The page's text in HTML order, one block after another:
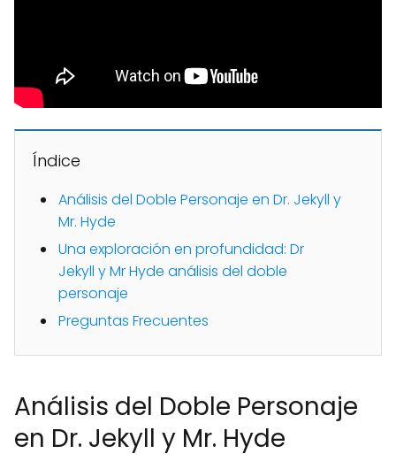
Índice
Análisis del Doble Personaje en Dr. Jekyll y
Mr. Hyde
Una exploración en profundidad: Dr
Jekyll y Mr Hyde análisis del doble
personaje
Preguntas Frecuentes
Análisis del Doble Personaje
en Dr. Jekyll y Mr. Hyde